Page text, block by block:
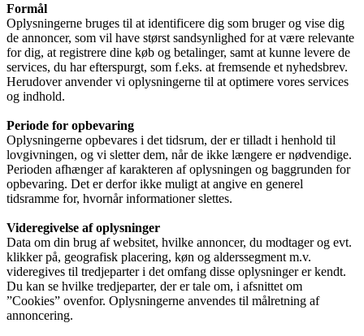
Formål
Oplysningerne bruges til at identificere dig som bruger og vise dig
de annoncer, som vil have størst sandsynlighed for at være relevante
for dig, at registrere dine køb og betalinger, samt at kunne levere de
services, du har efterspurgt, som f.eks. at fremsende et nyhedsbrev.
Herudover anvender vi oplysningerne til at optimere vores services
og indhold.
Periode for opbevaring
Oplysningerne opbevares i det tidsrum, der er tilladt i henhold til
lovgivningen, og vi sletter dem, når de ikke længere er nødvendige.
Perioden afhænger af karakteren af oplysningen og baggrunden for
opbevaring. Det er derfor ikke muligt at angive en generel
tidsramme for, hvornår informationer slettes.
Videregivelse af oplysninger
Data om din brug af websitet, hvilke annoncer, du modtager og evt.
klikker på, geografisk placering, køn og alderssegment m.v.
videregives til tredjeparter i det omfang disse oplysninger er kendt.
Du kan se hvilke tredjeparter, der er tale om, i afsnittet om
”Cookies” ovenfor. Oplysningerne anvendes til målretning af
annoncering.